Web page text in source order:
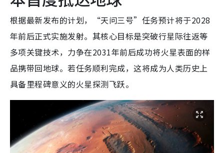
根据最新发布的计划，“天问三号”任务预计将于2028
年前后正式实施发射。其核心目标是突破行星际往返等
多项关键技术，力争在2031年前后成功将火星表面的样
品携带回地球。若任务顺利完成，这将成为人类历史上
具备里程碑意义的火星探测飞跃。